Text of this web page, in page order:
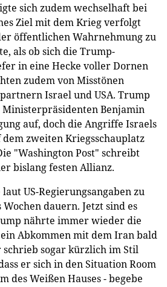
sich zudem wechselhaft bei
Ziel mit dem Krieg verfolgt
öffentlichen Wahrnehmung zu
als ob sich die Trump-
in eine Hecke voller Dornen
zudem von Misstönen
Israel und USA. Trump
Benjamin
auf, doch die Angriffe Israels
zweiten Kriegsschauplatz
"Washington Post" schreibt
bislang festen Allianz.
US-Regierungsangaben zu
dauern. Jetzt sind es
nährte immer wieder die
Abkommen mit dem Iran bald
sogar kürzlich im Stil
er sich in den Situation Room
des Weißen Hauses - begebe